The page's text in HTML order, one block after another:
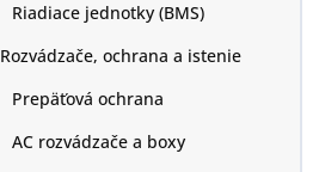
Riadiace jednotky (BMS)
Rozvádzače, ochrana a istenie
Prepäťová ochrana
AC rozvádzače a boxy